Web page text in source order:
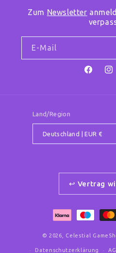
Zum Newsletter
E-Mail
Facebook
Land/Region
Deutschland | EUR €
↩ Vertrag
© 2026, Celestial
Datenschutzerklärung